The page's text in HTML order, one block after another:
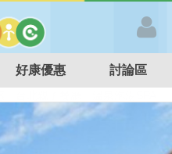
好康優惠 討論區
餐廳 溫泉泡湯SPA